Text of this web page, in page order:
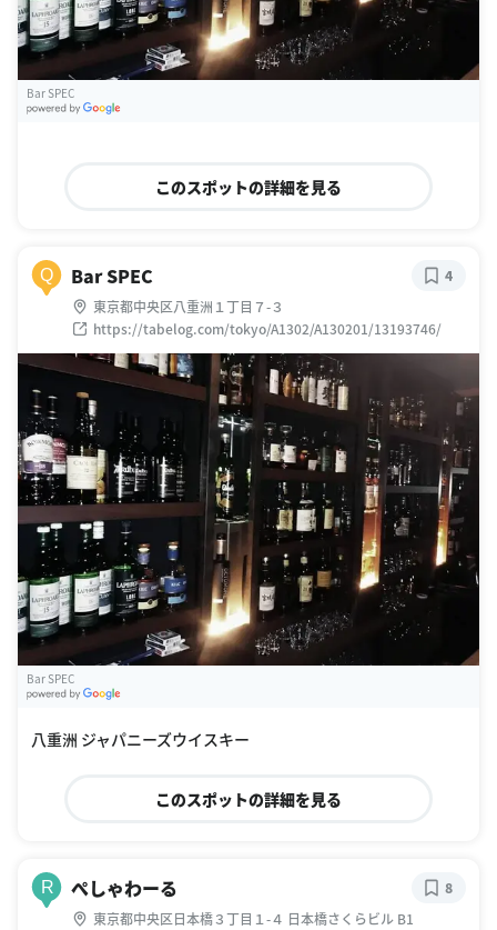
Bar SPEC
このスポットの詳細を見る
Q Bar SPEC
東京都中央区八重洲１丁目７-３
https://tabelog.com/tokyo/A1302/A130201/13193746/
4
Bar SPEC
八重洲 ジャパニーズウイスキー
このスポットの詳細を見る
R ぺしゃわーる
東京都中央区日本橋３丁目１-４ 日本橋さくらビル B1
8